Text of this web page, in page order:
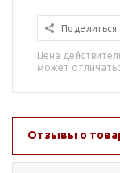
Поделиться
Цена
может
Отзывы о